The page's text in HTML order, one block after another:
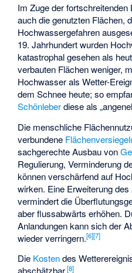
Im Zuge der
auch die genutzten Flächen,
Hochwassergefahren
19. Jahrhundert wurden
katastrophal gesehen als
verbauten Flächen weniger,
Hochwasser als Wetter-
dem Schnee heute; so
Schönleberdiese als
Die menschliche
verbundene
sachgerechte Ausbau von
Regulierung, Verminderung
können verschärfend auf
wirken. Eine Erweiterung
vermindert die
aber flussabwärts erhöhen.
Anlandungen kann sich der
wieder verringern.[6][7]
Die Kostendes
abschätzbar.[8]